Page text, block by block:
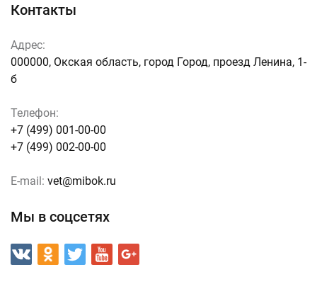
Контакты
Адрес:
000000, Окская область, город Город, проезд Ленина, 1-
б
Телефон:
+7 (499) 001-00-00
+7 (499) 002-00-00
E-mail: vet@mibok.ru
Мы в соцсетях